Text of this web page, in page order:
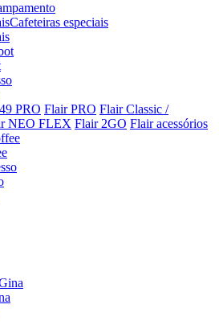
Cafeteiras especiais
PRO Flair PRO Flair Classic /
NEO FLEX Flair 2GO Flair acessórios